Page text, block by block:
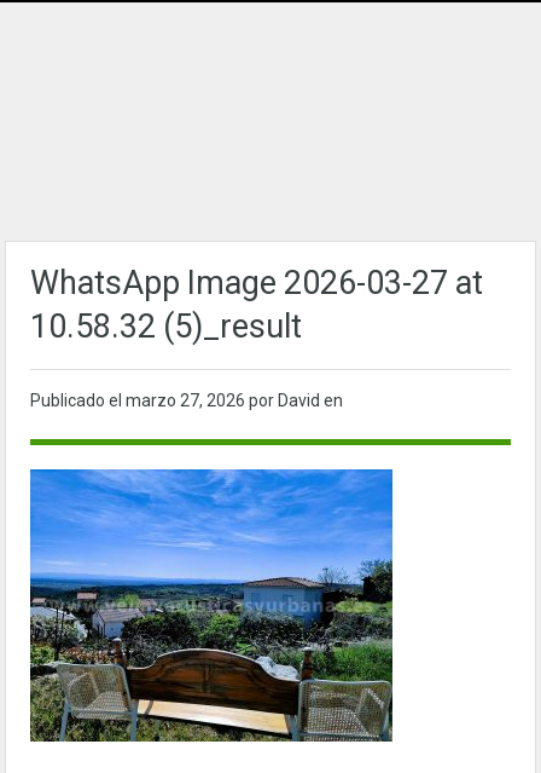
WhatsApp Image 2026-03-27 at
10.58.32 (5)_result
Publicado el marzo 27, 2026 por David en